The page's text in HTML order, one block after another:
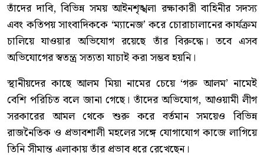
তাঁদের দাবি, বিভিন্ন সময় আইনশৃঙ্খলা রক্ষাকারী বাহিনীর সদস্য
এবং কতিপয় সাংবাদিককে ‘ম্যানেজ’ করে চোরাচালানের কার্যক্রম
চালিয়ে যাওয়ার অভিযোগ রয়েছে তাঁর বিরুদ্ধে। তবে এসব
অভিযোগের স্বতন্ত্র সত্যতা যাচাই করা সম্ভব হয়নি।
স্থানীয়দের কাছে আলম মিয়া নামের চেয়ে ‘গরু আলম’ নামেই
বেশি পরিচিত বলে জানা গেছে। তাঁদের অভিযোগ, আওয়ামী লীগ
সরকারের আমল থেকে শুরু করে বর্তমান সময়েও বিভিন্ন
রাজনৈতিক ও প্রভাবশালী মহলের সঙ্গে যোগাযোগ কাজে লাগিয়ে
তিনি সীমান্ত এলাকায় তাঁর প্রভাব ধরে রেখেছেন।